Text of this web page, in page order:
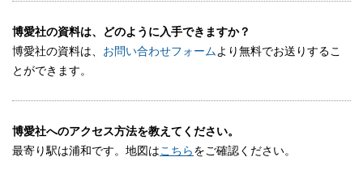
動する費用は、人数と内容に応じて別料金がかかります。
ご希望やご予算に合わせた適正価格を見積るためには、人数・場
所（式場、火葬場）・宗教形式などを葬儀社と擦り合わせること
博愛社のこだわり
博愛社の資料は、どのように入手できますか？
博愛社の資料は、 お問い合わせフォームより無料でお送りするこ
とができます。
博愛社へのアクセス方法を教えてください。
最寄り駅は浦和です。地図はこちらをご確認ください。